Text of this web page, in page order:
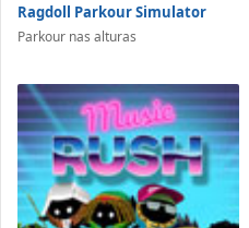
Ragdoll Parkour Simulator
Parkour nas alturas